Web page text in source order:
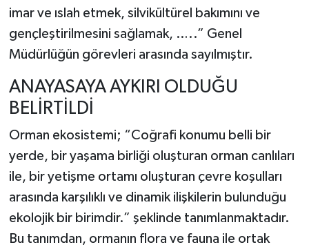
imar ve ıslah etmek, silvikültürel bakımını ve
gençleştirilmesini sağlamak, …..” Genel
Müdürlüğün görevleri arasında sayılmıştır.
ANAYASAYA AYKIRI OLDUĞU
BELİRTİLDİ
Orman ekosistemi; “Coğrafi konumu belli bir
yerde, bir yaşama birliği oluşturan orman canlıları
ile, bir yetişme ortamı oluşturan çevre koşulları
arasında karşılıklı ve dinamik ilişkilerin bulunduğu
ekolojik bir birimdir.” şeklinde tanımlanmaktadır.
Bu tanımdan, ormanın flora ve fauna ile ortak